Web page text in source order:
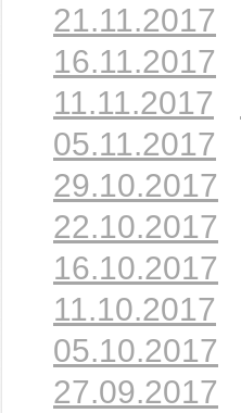
21.11.2017
16.11.2017
11.11.2017
05.11.2017
29.10.2017
22.10.2017
16.10.2017
11.10.2017
05.10.2017
27.09.2017